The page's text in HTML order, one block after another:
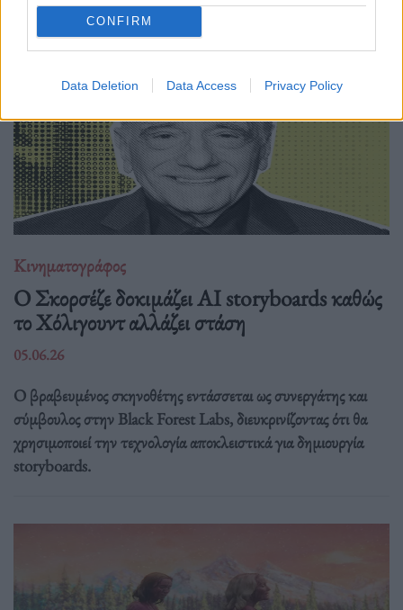
CONFIRM
Data Deletion Data Access Privacy Policy
Κινηματογράφος
Ο Σκορσέζε δοκιμάζει AI storyboards καθώς
το Χόλιγουντ αλλάζει στάση
05.06.26
Ο βραβευμένος σκηνοθέτης εντάσσεται ως συνεργάτης και
σύμβουλος στην Black Forest Labs, διευκρινίζοντας ότι θα
χρησιμοποιεί την τεχνολογία αποκλειστικά για δημιουργία
storyboards.